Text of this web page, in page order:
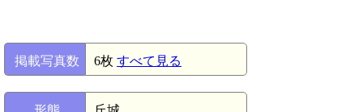
掲載写真数 6枚 すべて見る